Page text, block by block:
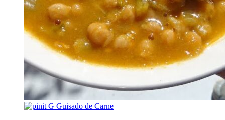
G Guisado de Carne